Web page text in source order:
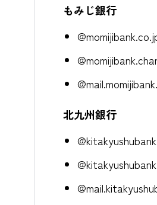
もみじ銀行
北九州銀行